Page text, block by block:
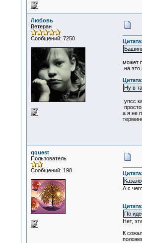
Любовь
Ветеран
Сообщений: 7250
может
на это
Ну в
упсс
а я не
qquest
Пользователь
Сообщений: 198
А с
По
Нет,
К